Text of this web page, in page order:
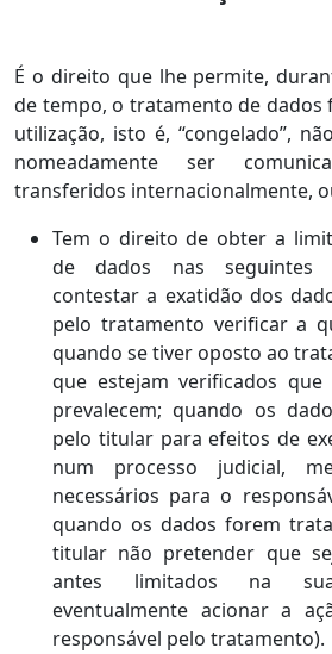
É o direito que lhe permite,
de tempo, o tratamento de dados
utilização, isto é, “congelado”,
nomeadamente ser
transferidos internacionalmente,
Tem o direito de obter a
de dados nas seguintes
contestar a exatidão dos
pelo tratamento verificar a
quando se tiver oposto ao
que estejam verificados que
prevalecem; quando os
pelo titular para efeitos de
num processo judicial,
necessários para o
quando os dados forem
titular não pretender que
antes limitados na
eventualmente acionar a
responsável pelo tratamento).